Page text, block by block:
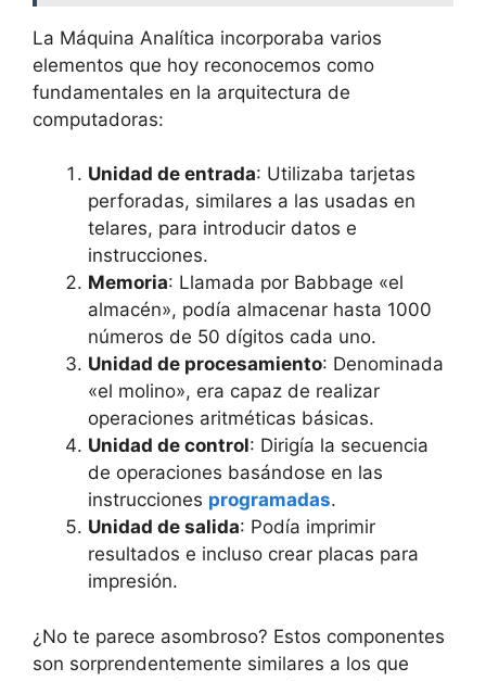
La Máquina Analítica incorporaba varios
elementos que hoy reconocemos como
fundamentales en la arquitectura de
computadoras:
Unidad de entrada: Utilizaba tarjetas
perforadas, similares a las usadas en
telares, para introducir datos e
instrucciones.
Memoria: Llamada por Babbage «el
almacén», podía almacenar hasta 1000
números de 50 dígitos cada uno.
Unidad de procesamiento: Denominada
«el molino», era capaz de realizar
operaciones aritméticas básicas.
Unidad de control: Dirigía la secuencia
de operaciones basándose en las
instrucciones programadas.
Unidad de salida: Podía imprimir
resultados e incluso crear placas para
impresión.
¿No te parece asombroso? Estos componentes
son sorprendentemente similares a los que